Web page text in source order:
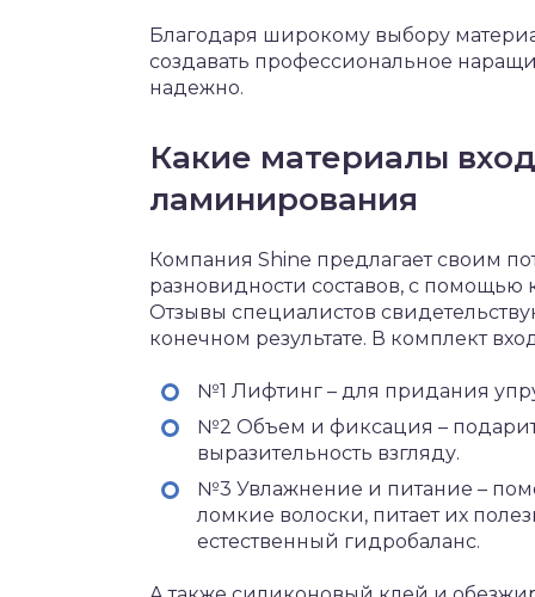
Благодаря широкому выбору
создавать профессиональное
надежно.
Какие материалы
ламинирования
Компания Shine предлагает своим
разновидности составов, с
Отзывы специалистов
конечном результате. В комплект
№1 Лифтинг – для придания
№2 Объем и фиксация –
выразительность взгляду.
№3 Увлажнение и питание –
ломкие волоски, питает их
естественный гидробаланс.